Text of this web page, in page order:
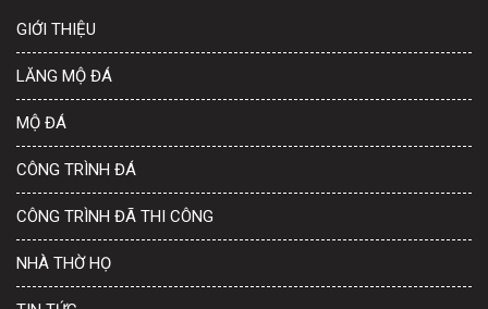
GIỚI THIỆU
LĂNG MỘ ĐÁ
MỘ ĐÁ
CÔNG TRÌNH ĐÁ
CÔNG TRÌNH ĐÃ THI CÔNG
NHÀ THỜ HỌ